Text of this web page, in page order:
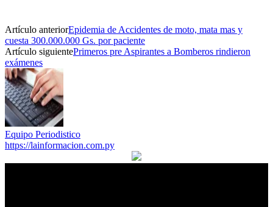
Artículo anteriorEpidemia de Accidentes de moto, mata mas y
cuesta 300.000.000 Gs. por paciente
Artículo siguientePrimeros pre Aspirantes a Bomberos rindieron
exámenes
Equipo Periodistico
https://lainformacion.com.py